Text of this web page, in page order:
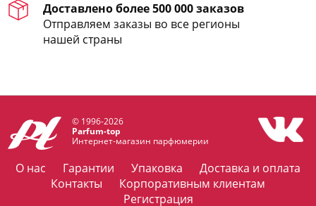
Доставлено более 500 000 заказов
Отправляем заказы во все регионы
нашей страны
© 1996-2026
Parfum-top
Интернет-магазин парфюмерии
О нас Гарантии Упаковка
Доставка и оплата
Контакты
Корпоративным клиентам
Регистрация